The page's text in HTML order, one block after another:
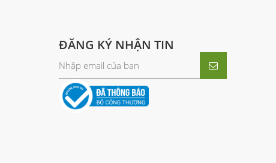
ĐĂNG KÝ NHẬN TIN